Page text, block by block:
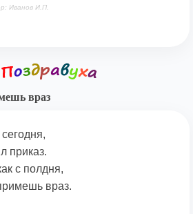
Иванов И.П.
враз
приказ.
с полдня,
враз.